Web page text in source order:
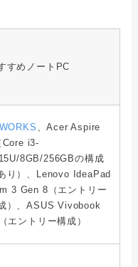
すめノートPC
、Acer Aspire
Core i3-
8GB/256GBの構成
り）、Lenovo IdeaPad
3 Gen 8（エントリー
）、ASUS Vivobook
エントリー構成）